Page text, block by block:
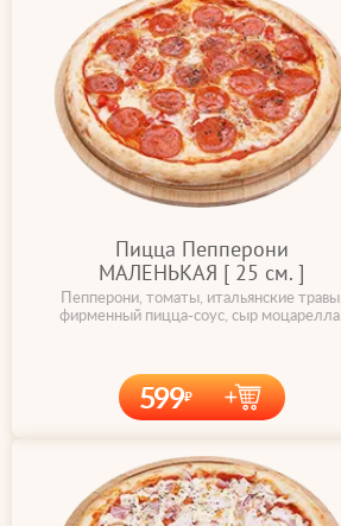
Пицца Пепперони
МАЛЕНЬКАЯ [ 25 cм. ]
Пепперони, томаты, итальянские травы,
фирменный пицца-соус, сыр моцарелла.
599